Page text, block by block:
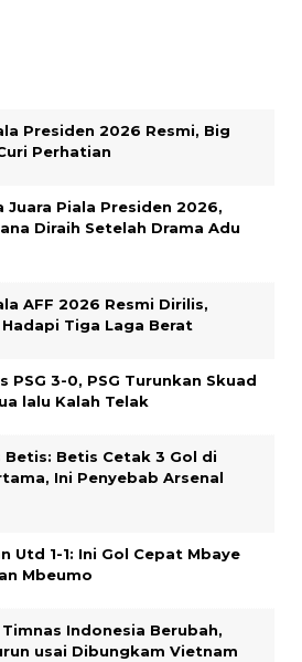
Presiden 2026 Resmi, Big
Perhatian
Juara Piala Presiden 2026,
Diraih Setelah Drama Adu
AFF 2026 Resmi Dirilis,
Tiga Laga Berat
PSG 3-0, PSG Turunkan Skuad
lalu Kalah Telak
Betis: Betis Cetak 3 Gol di
Ini Penyebab Arsenal
Utd 1-1: Ini Gol Cepat Mbaye
Mbeumo
Indonesia Berubah,
usai Dibungkam Vietnam